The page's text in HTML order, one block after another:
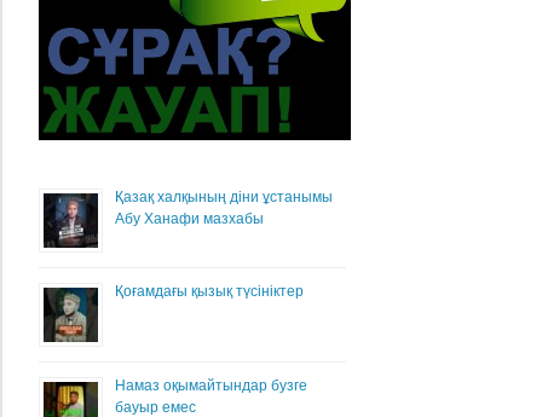
Қазақ халқының діни ұстанымы
Абу Ханафи мазхабы
Қоғамдағы қызық түсініктер
Намаз оқымайтындар бузге
бауыр емес